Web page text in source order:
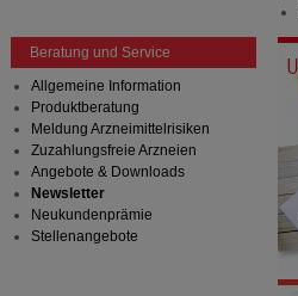
Beratung und Service
Allgemeine Information
Produktberatung
Meldung Arzneimittelrisiken
Zuzahlungsfreie Arzneien
Angebote & Downloads
Newsletter
Neukundenprämie
Stellenangebote